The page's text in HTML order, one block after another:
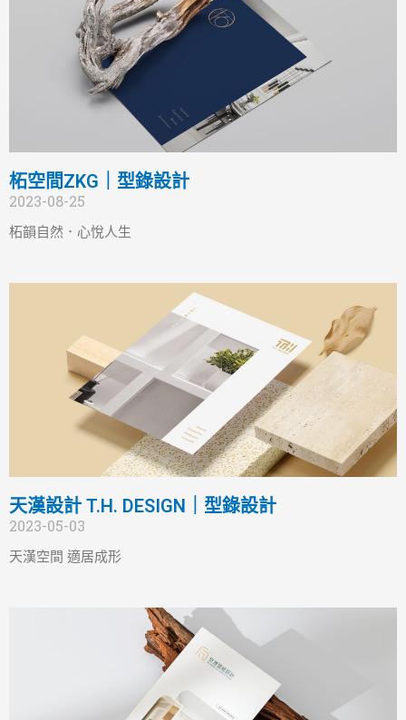
柘空間ZKG｜型錄設計
2023-08-25
柘韻自然．心悅人生
天漢設計 T.H. DESIGN｜型錄設計
2023-05-03
天漢空間 適居成形